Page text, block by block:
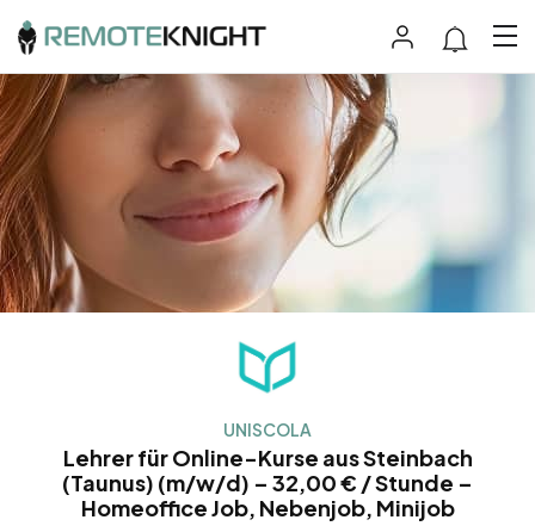
UNISCOLA
Lehrer für Online-Kurse aus Steinbach
(Taunus) (m/w/d) – 32,00 € / Stunde –
Homeoffice Job, Nebenjob, Minijob